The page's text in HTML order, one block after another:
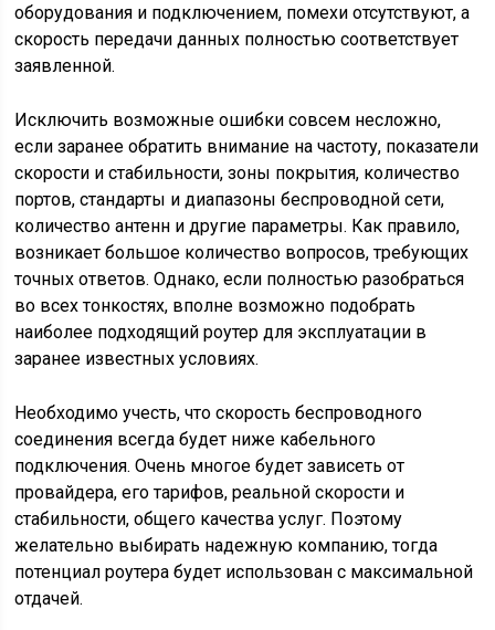
оборудования и подключением, помехи отсутствуют, а
скорость передачи данных полностью соответствует
заявленной.
Исключить возможные ошибки совсем несложно,
если заранее обратить внимание на частоту, показатели
скорости и стабильности, зоны покрытия, количество
портов, стандарты и диапазоны беспроводной сети,
количество антенн и другие параметры. Как правило,
возникает большое количество вопросов, требующих
точных ответов. Однако, если полностью разобраться
во всех тонкостях, вполне возможно подобрать
наиболее подходящий роутер для эксплуатации в
заранее известных условиях.
Необходимо учесть, что скорость беспроводного
соединения всегда будет ниже кабельного
подключения. Очень многое будет зависеть от
провайдера, его тарифов, реальной скорости и
стабильности, общего качества услуг. Поэтому
желательно выбирать надежную компанию, тогда
потенциал роутера будет использован с максимальной
отдачей.